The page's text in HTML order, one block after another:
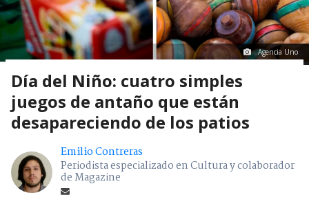
Agencia Uno
Día del Niño: cuatro simples
juegos de antaño que están
desapareciendo de los patios
Emilio Contreras
Periodista especializado en Cultura y colaborador
de Magazine